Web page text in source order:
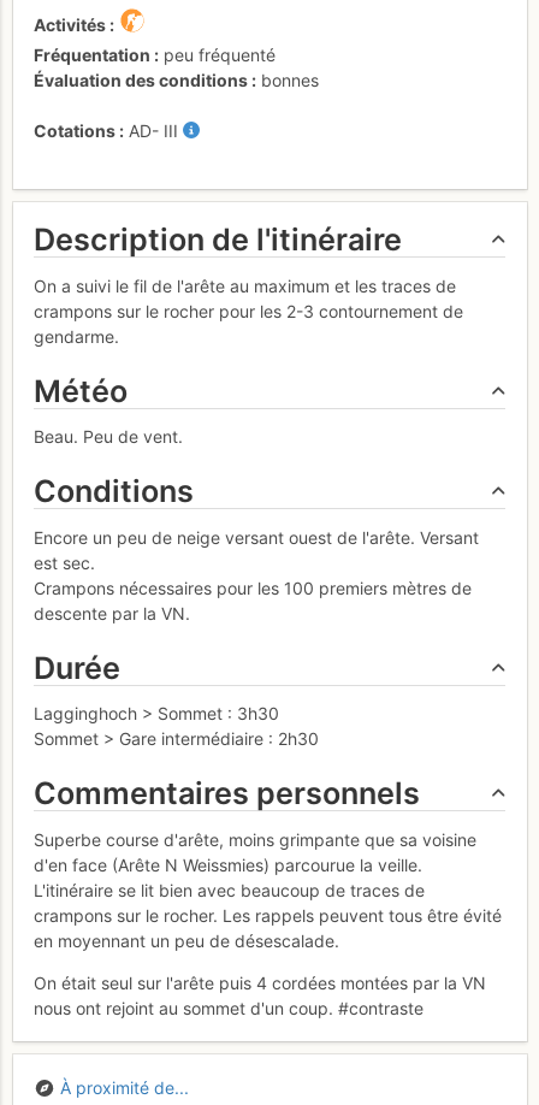
Activités
Fréquentation
peu fréquenté
Évaluation des conditions
bonnes
Cotations AD- III
Description de l'itinéraire
On a suivi le fil de l'arête au maximum et les traces de
crampons sur le rocher pour les 2-3 contournement de
gendarme.
Météo
Beau. Peu de vent.
Conditions
Encore un peu de neige versant ouest de l'arête. Versant
est sec.
Crampons nécessaires pour les 100 premiers mètres de
descente par la VN.
Durée
Lagginghoch > Sommet : 3h30
Sommet > Gare intermédiaire : 2h30
Commentaires personnels
Superbe course d'arête, moins grimpante que sa voisine
d'en face (Arête N Weissmies) parcourue la veille.
L'itinéraire se lit bien avec beaucoup de traces de
crampons sur le rocher. Les rappels peuvent tous être évité
en moyennant un peu de désescalade.
On était seul sur l'arête puis 4 cordées montées par la VN
nous ont rejoint au sommet d'un coup. #contraste
À proximité de...